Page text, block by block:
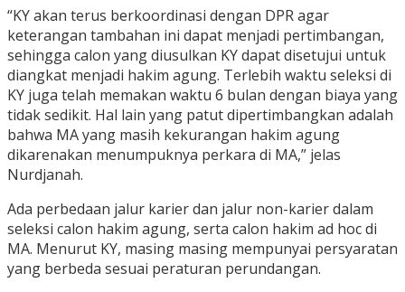
“KY akan terus berkoordinasi dengan DPR agar
keterangan tambahan ini dapat menjadi pertimbangan,
sehingga calon yang diusulkan KY dapat disetujui untuk
diangkat menjadi hakim agung. Terlebih waktu seleksi di
KY juga telah memakan waktu 6 bulan dengan biaya yang
tidak sedikit. Hal lain yang patut dipertimbangkan adalah
bahwa MA yang masih kekurangan hakim agung
dikarenakan menumpuknya perkara di MA,” jelas
Nurdjanah.
Ada perbedaan jalur karier dan jalur non-karier dalam
seleksi calon hakim agung, serta calon hakim ad hoc di
MA. Menurut KY, masing masing mempunyai persyaratan
yang berbeda sesuai peraturan perundangan.